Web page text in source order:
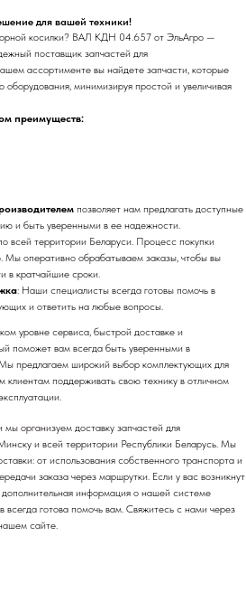
для вашей техники!
косилки? ВАЛ КДН 04.657 от ЭльАгро —
поставщик запчастей для
ассортименте вы найдете запчасти, которые
минимизируя простой и увеличивая
преимуществ:
позволяет нам предлагать доступные
и быть уверенными в ее надежности.
всей территории Беларуси. Процесс покупки
Мы оперативно обрабатываем заказы, чтобы вы
в кратчайшие сроки.
: Наши специалисты всегда готовы помочь в
и ответить на любые вопросы.
уровне сервиса, быстрой доставке и
поможет вам всегда быть уверенными в
предлагаем широкий выбор комплектующих для
клиентам поддерживать свою технику в отличном
мы организуем доставку запчастей для
и всей территории Республики Беларусь. Мы
от использования собственного транспорта и
заказа через маршрутки. Если у вас возникнут
информация о нашей системе
всегда готова помочь вам. Свяжитесь с нами через
сайте.